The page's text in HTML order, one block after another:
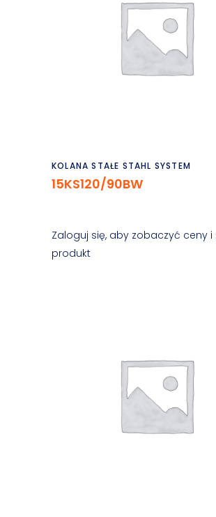
Czytaj dalej
KOLANA STAŁE STAHL SYSTEM
15KS120/90BW
Zaloguj się, aby zobaczyć ceny i
produkt